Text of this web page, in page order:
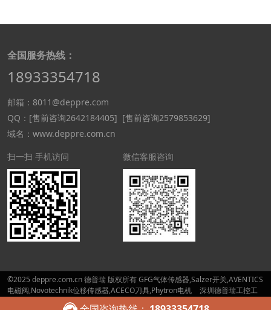
全国服务热线：
18933354718
邮箱：8011@deppre.com
QQ： [售前咨询2642184405] [售前咨询2579853629]
域名：www.deppre.com.cn
扫一扫 手机访问
微信客服咨询
©2025 deppre.com.cn 德普瑞 版权所有 GFG气体传感器,Salzer开关,AVENTICS
电磁阀,Novotechnik位移传感器,ACECO刀具,Phytron电机
深圳德普瑞工控工
程有限公司-重庆分公司